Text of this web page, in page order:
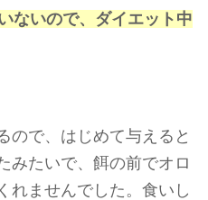
ないので、ダイエット中
ので、はじめて与えると
みたいで、餌の前でオロ
れませんでした。食いし